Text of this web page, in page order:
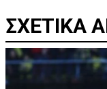
ΣΧΕΤΙΚΑ